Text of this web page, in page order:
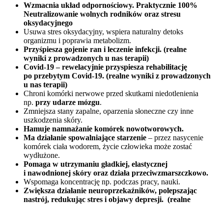
Wzmacnia układ odpornościowy. Praktycznie 100%
Neutralizowanie wolnych rodników oraz stresu
oksydacyjnego
Usuwa stres oksydacyjny, wspiera naturalny detoks
organizmu i poprawia metabolizm.
Przyśpiesza gojenie ran i leczenie infekcji. (realne
wyniki z prowadzonych u nas terapii)
Covid-19 – rewelacyjnie przyspiesza rehabilitację
po przebytym Covid-19. (realne wyniki z prowadzonych
u nas terapii)
Chroni komórki nerwowe przed skutkami niedotlenienia
np. przy udarze mózgu.
Zmniejsza stany zapalne, oparzenia słoneczne czy inne
uszkodzenia skóry.
Hamuje namnażanie komórek nowotworowych.
Ma działanie spowalniające starzenie – przez nasycenie
komórek ciała wodorem, życie człowieka może zostać
wydłużone.
Pomaga w utrzymaniu gładkiej, elastycznej
i nawodnionej skóry oraz działa przeciwzmarszczkowo.
Wspomaga koncentrację np. podczas pracy, nauki.
Zwiększa działanie neuroprzekaźników, polepszając
nastrój, redukując stres i objawy depresji. (realne